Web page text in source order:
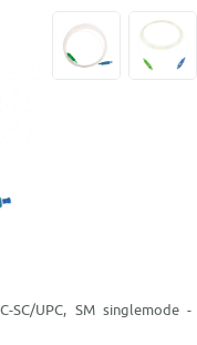
SC/UPC, SM